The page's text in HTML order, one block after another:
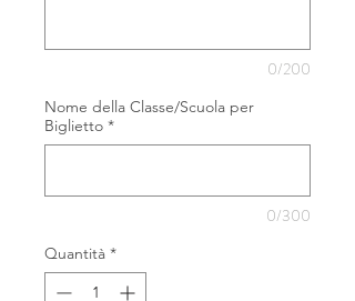
0/200
Nome della Classe/Scuola per
Biglietto *
0/300
Quantità *